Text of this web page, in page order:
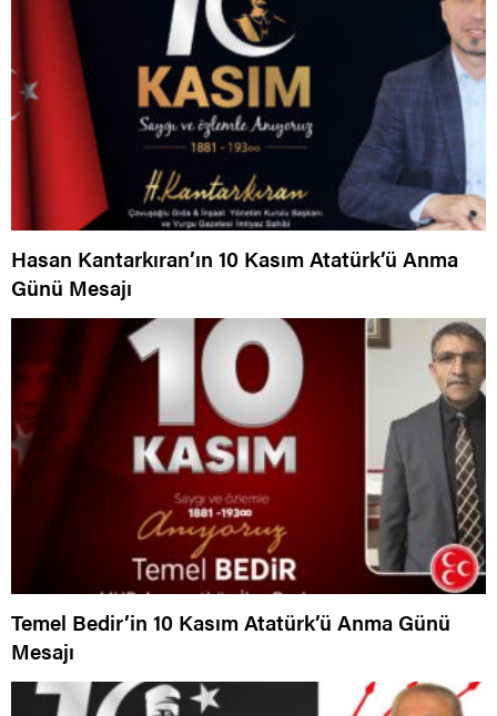
Hasan Kantarkıran’ın 10 Kasım Atatürk’ü Anma
Günü Mesajı
Temel Bedir’in 10 Kasım Atatürk’ü Anma Günü
Mesajı